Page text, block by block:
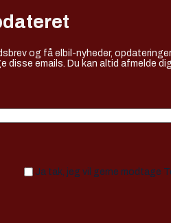
og få elbil-nyheder,
disse emails. Du kan altid afmelde
Ja tak, jeg vil gerne modtage